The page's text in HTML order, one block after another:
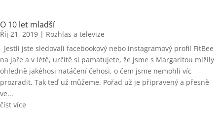
O 10 let mladší
Říj 21, 2019 | Rozhlas a televize
Jestli jste sledovali facebookový nebo instagramový profil FitBee
na jaře a v létě, určitě si pamatujete, že jsme s Margaritou mlžily
ohledně jakéhosi natáčení čehosi, o čem jsme nemohli víc
prozradit. Tak teď už můžeme. Pořad už je připravený a přesně
ve...
číst více